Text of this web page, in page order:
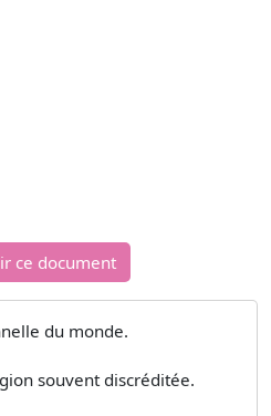
ce document
du monde.
souvent discréditée.